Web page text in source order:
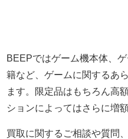
BEEPではゲーム機本体、
籍など、ゲームに関するあ
ます。限定品はもちろん高
ションによってはさらに増
買取に関するご相談や質問